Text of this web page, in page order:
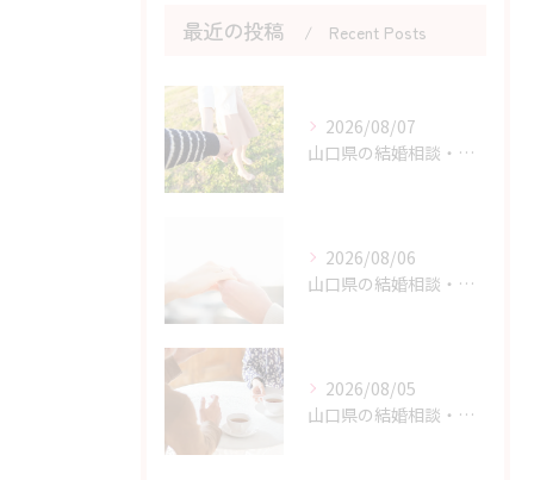
最近の投稿 Recent Posts
2026/08/07
山口県の結婚相談・婚活を始める勇気を持つためのヒント
2026/08/06
山口県の結婚相談・婚活の自己肯定感を高める実践アドバイス
2026/08/05
山口県の結婚相談・婚活の成功に直結する考え方の切り替え方